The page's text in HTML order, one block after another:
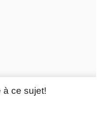
à ce sujet!